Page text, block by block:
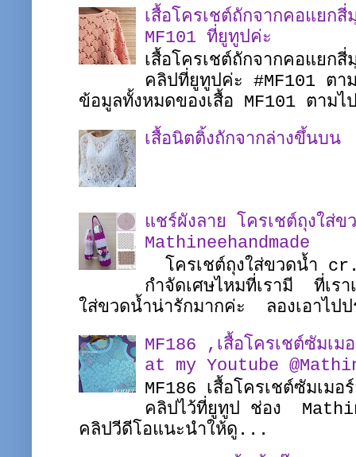
เสื้อโครเชต์ถักจากคอแย
MF101 ที่ยูทูปค่ะ
เสื้อโครเชต์ถักจากคอแยก
คลิปที่ยูทูปค่ะ #MF101 ต
ข้อมูลทั้งหมดของเสื้อ MF101 ตาม
เสื้อนิตติ้งถักจากล่างขึ้นบน
แชร์ผังลาย โครเชต์ถุงใส่ข
Mathineehandmade
โครเชต์ถุงใส่ขวดน้ำ
กำจัดเศษไหมที่เรามี ที่เร
ใส่ขวดน้ำน่ารักมากค่ะ ลองเอาไ
MF186 ,เสื้อโครเชต์ซัม
at my Youtube
MF186 เสื้อโครเชต์ซัมเม
คลิปไว้ที่ยูทูป ช่อง
คลิปวีดีโอแนะนำให้ดู...